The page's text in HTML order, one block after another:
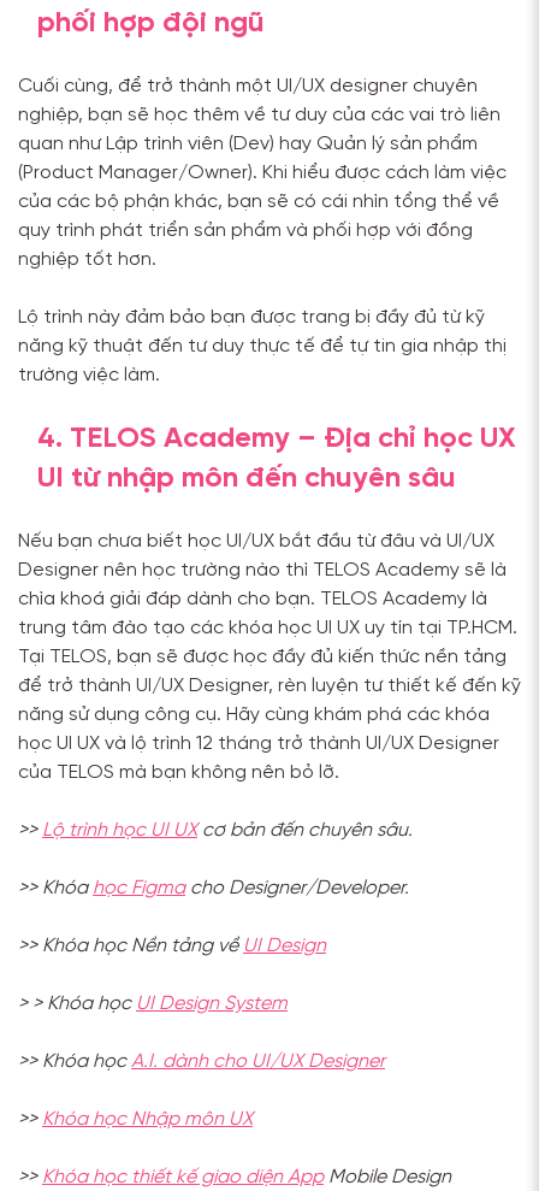
phối hợp đội ngũ
Cuối cùng, để trở thành một UI/UX designer chuyên
nghiệp, bạn sẽ học thêm về tư duy của các vai trò liên
quan như Lập trình viên (Dev) hay Quản lý sản phẩm
(Product Manager/Owner). Khi hiểu được cách làm việc
của các bộ phận khác, bạn sẽ có cái nhìn tổng thể về
quy trình phát triển sản phẩm và phối hợp với đồng
nghiệp tốt hơn.
Lộ trình này đảm bảo bạn được trang bị đầy đủ từ kỹ
năng kỹ thuật đến tư duy thực tế để tự tin gia nhập thị
trường việc làm.
4. TELOS Academy – Địa chỉ học UX
UI từ nhập môn đến chuyên sâu
Nếu bạn chưa biết học UI/UX bắt đầu từ đâu và UI/UX
Designer nên học trường nào thì TELOS Academy sẽ là
chìa khoá giải đáp dành cho bạn. TELOS Academy là
trung tâm đào tạo các khóa học UI UX uy tín tại TP.HCM.
Tại TELOS, bạn sẽ được học đầy đủ kiến thức nền tảng
để trở thành UI/UX Designer, rèn luyện tư thiết kế đến kỹ
năng sử dụng công cụ. Hãy cùng khám phá các khóa
học UI UX và lộ trình 12 tháng trở thành UI/UX Designer
của TELOS mà bạn không nên bỏ lỡ.
>> Lộ trình học UI UXcơ bản đến chuyên sâu.
>> Khóa học Figmacho Designer/Developer.
>> Khóa học Nền tảng về UI Design
> > Khóa học UI Design System
>> Khóa họcA.I. dành cho UI/UX Designer
>> Khóa học Nhập môn UX
>> Khóa học thiết kế giao diện AppMobile Design